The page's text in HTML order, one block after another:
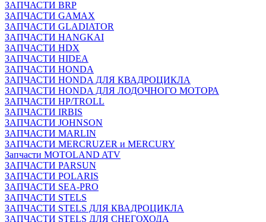
ЗАПЧАСТИ BRP
ЗАПЧАСТИ GAMAX
ЗАПЧАСТИ GLADIATOR
ЗАПЧАСТИ HANGKAI
ЗАПЧАСТИ HDX
ЗАПЧАСТИ HIDEA
ЗАПЧАСТИ HONDA
ЗАПЧАСТИ HONDA ДЛЯ КВАДРОЦИКЛА
ЗАПЧАСТИ HONDA ДЛЯ ЛОДОЧНОГО МОТОРА
ЗАПЧАСТИ HP/TROLL
ЗАПЧАСТИ IRBIS
ЗАПЧАСТИ JOHNSON
ЗАПЧАСТИ MARLIN
ЗАПЧАСТИ MERCRUZER и MERCURY
Запчасти MOTOLAND ATV
ЗАПЧАСТИ PARSUN
ЗАПЧАСТИ POLARIS
ЗАПЧАСТИ SEA-PRO
ЗАПЧАСТИ STELS
ЗАПЧАСТИ STELS ДЛЯ КВАДРОЦИКЛА
ЗАПЧАСТИ STELS ДЛЯ СНЕГОХОДА